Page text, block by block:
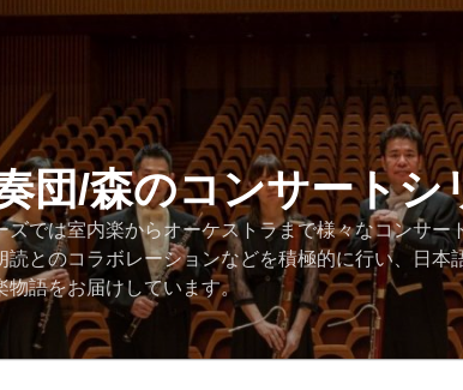
団/森のコンサートシ
ズでは室内楽からオーケストラまで様々なコンサ
読とのコラボレーションなどを積極的に行い、日
物語をお届けしています。